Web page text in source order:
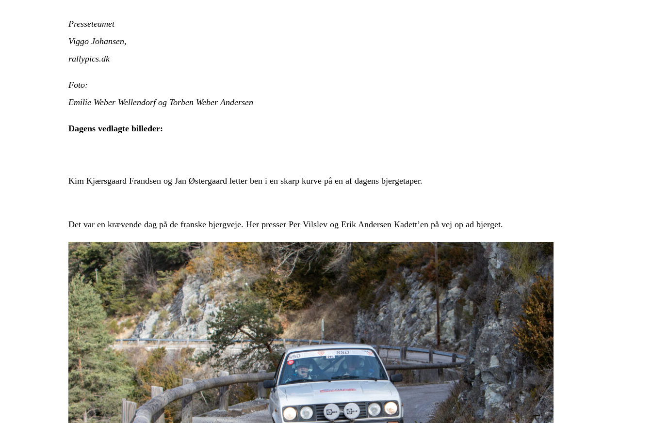
Presseteamet
Viggo Johansen,
rallypics.dk
Foto:
Emilie Weber Wellendorf og Torben Weber Andersen
Dagens vedlagte billeder:
Kim Kjærsgaard Frandsen og Jan Østergaard letter ben i en skarp kurve på en af dagens bjergetaper.
Det var en krævende dag på de franske bjergveje. Her presser Per Vilslev og Erik Andersen Kadett’en på vej op ad bjerget.